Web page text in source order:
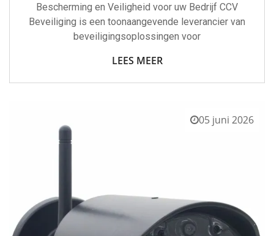
Bescherming en Veiligheid voor uw Bedrijf CCV
Beveiliging is een toonaangevende leverancier van
beveiligingsoplossingen voor
LEES MEER
05 juni 2026